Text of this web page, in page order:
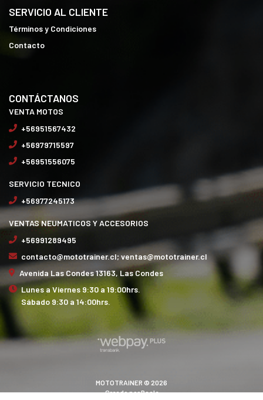
SERVICIO AL CLIENTE
Términos y Condiciones
Contacto
CONTÁCTANOS
VENTA MOTOS
+56951567432
+56979715597
+56951556075
SERVICIO TECNICO
+56977245173
VENTAS NEUMATICOS Y ACCESORIOS
+56991289495
contacto@mototrainer.cl; ventas@mototrainer.cl
Avenida Las Condes 13163, Las Condes
Lunes a Viernes 9:30 a 19:00hrs.
Sábado 9:30 a 14:00hrs.
MOTOTRAINER © 2026
Creado porBsale